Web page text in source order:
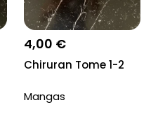
4,00 €
Chiruran Tome 1-2
Mangas